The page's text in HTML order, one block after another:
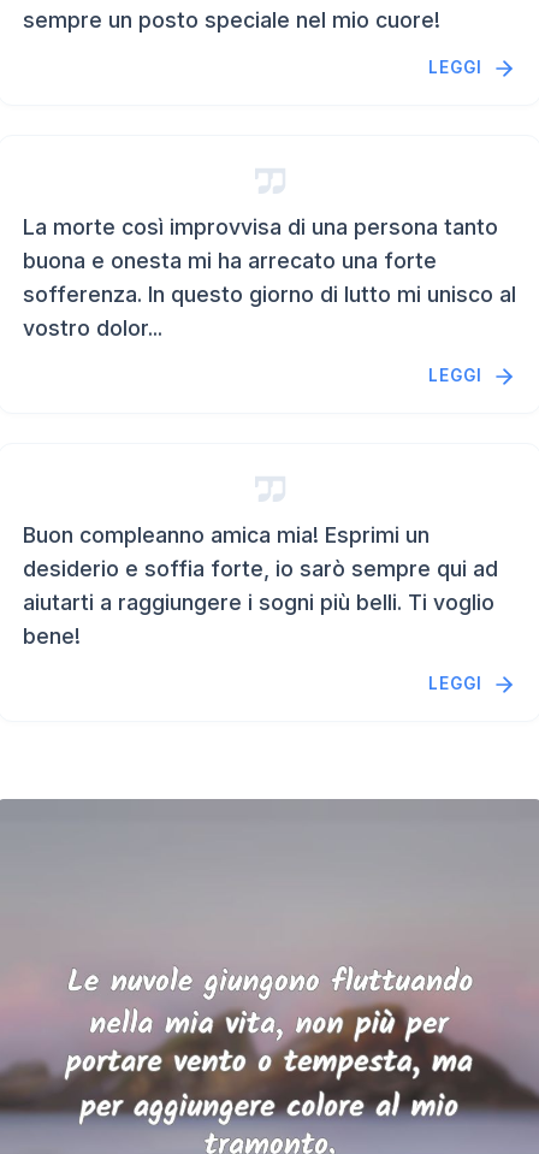
sempre un posto speciale nel mio cuore!
LEGGI
La morte così improvvisa di una persona tanto
buona e onesta mi ha arrecato una forte
sofferenza. In questo giorno di lutto mi unisco al
vostro dolor...
LEGGI
Buon compleanno amica mia! Esprimi un
desiderio e soffia forte, io sarò sempre qui ad
aiutarti a raggiungere i sogni più belli. Ti voglio
bene!
LEGGI